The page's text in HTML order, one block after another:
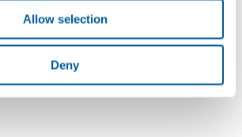
Allow selection
Deny
YouTube Instagram